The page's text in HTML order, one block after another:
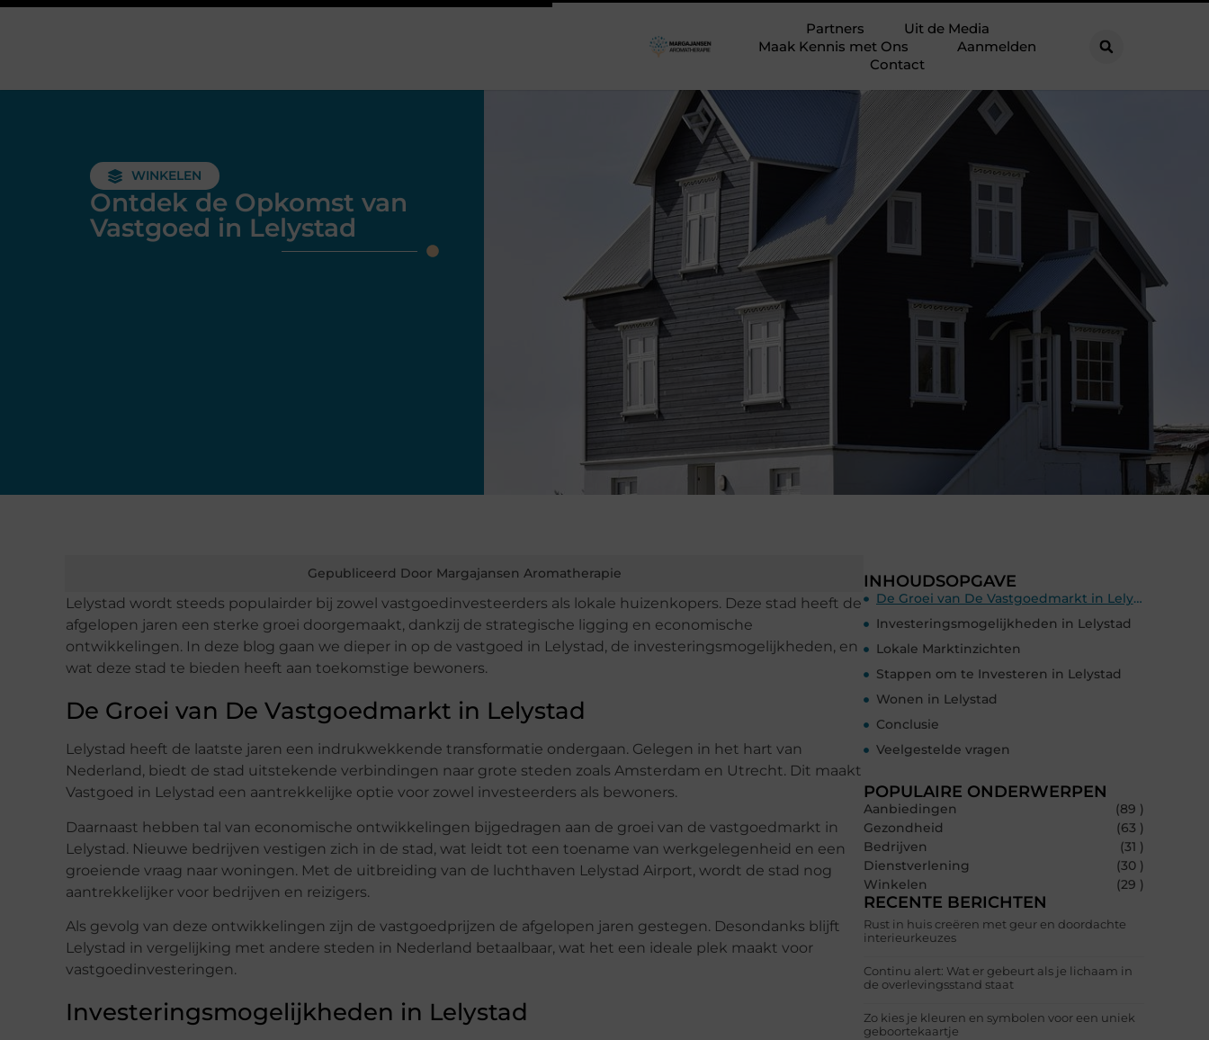
Partners
Uit de Media
Maak Kennis met Ons
Aanmelden
Contact
WINKELEN
Ontdek de Opkomst van
Vastgoed in Lelystad
Gepubliceerd Door Margajansen Aromatherapie
Lelystad wordt steeds populairder bij zowel vastgoedinvesteerders als lokale huizenkopers. Deze stad heeft de
afgelopen jaren een sterke groei doorgemaakt, dankzij de strategische ligging en economische
ontwikkelingen. In deze blog gaan we dieper in op de vastgoed in Lelystad, de investeringsmogelijkheden, en
wat deze stad te bieden heeft aan toekomstige bewoners.
De Groei van De Vastgoedmarkt in Lelystad
Lelystad heeft de laatste jaren een indrukwekkende transformatie ondergaan. Gelegen in het hart van
Nederland, biedt de stad uitstekende verbindingen naar grote steden zoals Amsterdam en Utrecht. Dit maakt
Vastgoed in Lelystad een aantrekkelijke optie voor zowel investeerders als bewoners.
Daarnaast hebben tal van economische ontwikkelingen bijgedragen aan de groei van de vastgoedmarkt in
Lelystad. Nieuwe bedrijven vestigen zich in de stad, wat leidt tot een toename van werkgelegenheid en een
groeiende vraag naar woningen. Met de uitbreiding van de luchthaven Lelystad Airport, wordt de stad nog
aantrekkelijker voor bedrijven en reizigers.
Als gevolg van deze ontwikkelingen zijn de vastgoedprijzen de afgelopen jaren gestegen. Desondanks blijft
Lelystad in vergelijking met andere steden in Nederland betaalbaar, wat het een ideale plek maakt voor
vastgoedinvesteringen.
Investeringsmogelijkheden in Lelystad
INHOUDSOPGAVE
De Groei van De Vastgoedmarkt in Lelystad
Investeringsmogelijkheden in Lelystad
Lokale Marktinzichten
Stappen om te Investeren in Lelystad
Wonen in Lelystad
Conclusie
Veelgestelde vragen
POPULAIRE ONDERWERPEN
Aanbiedingen
(89 )
Gezondheid
(63 )
Bedrijven
(31 )
Dienstverlening
(30 )
Winkelen
(29 )
RECENTE BERICHTEN
Rust in huis creëren met geur en doordachte
interieurkeuzes
Continu alert: Wat er gebeurt als je lichaam in
de overlevingsstand staat
Zo kies je kleuren en symbolen voor een uniek
geboortekaartje